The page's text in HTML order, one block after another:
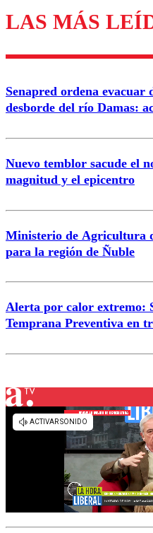
LAS MÁS
Senapred ordena evacuar
desborde del río Damas:
Nuevo temblor sacude el
magnitud y el epicentro
Ministerio de Agricultura
para la región de Ñuble
Alerta por calor extremo:
Temprana Preventiva en